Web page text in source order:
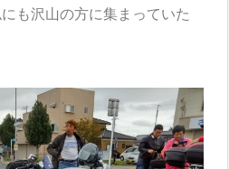
も沢山の方に集まっていた